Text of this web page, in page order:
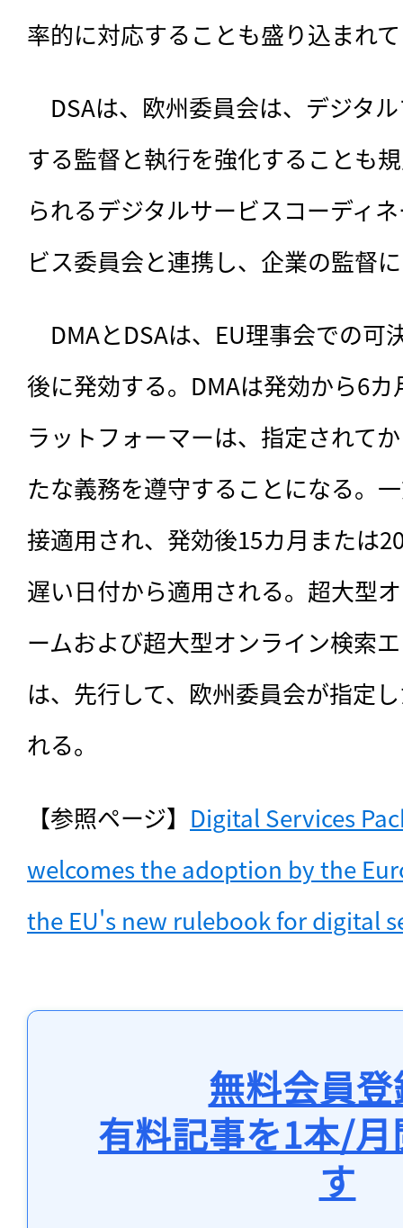
率的に対応することも盛り込まれ
DSAは、欧州委員会は、デジタ
する監督と執行を強化することも
られるデジタルサービスコーディ
ビス委員会と連携し、企業の監督
DMAとDSAは、EU理事会での可
後に発効する。DMAは発効から6
ラットフォーマーは、指定されて
たな義務を遵守することになる。
接適用され、発効後15カ月または
遅い日付から適用される。超大型
ームおよび超大型オンライン検索
は、先行して、欧州委員会が指定
れる。
【参照ページ】 Digital Services
welcomes the adoption by the
the EU's new rulebook for digital
無料会員
有料記事を1本/
す